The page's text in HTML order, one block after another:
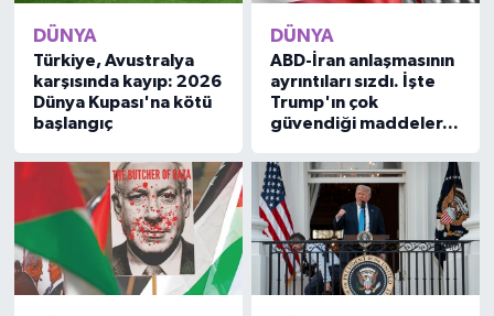
DÜNYA
Türkiye, Avustralya
karşısında kayıp: 2026
Dünya Kupası'na kötü
başlangıç
DÜNYA
ABD-İran anlaşmasının
ayrıntıları sızdı. İşte
Trump'ın çok
güvendiği maddeler...